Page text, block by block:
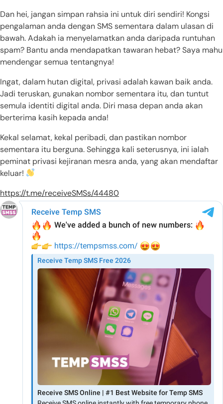
Dan hei, jangan simpan rahsia ini untuk diri sendiri! Kongsi
pengalaman anda dengan SMS sementara dalam ulasan di
bawah. Adakah ia menyelamatkan anda daripada runtuhan
spam? Bantu anda mendapatkan tawaran hebat? Saya mahu
mendengar semua tentangnya!
Ingat, dalam hutan digital, privasi adalah kawan baik anda.
Jadi teruskan, gunakan nombor sementara itu, dan tuntut
semula identiti digital anda. Diri masa depan anda akan
berterima kasih kepada anda!
Kekal selamat, kekal peribadi, dan pastikan nombor
sementara itu berguna. Sehingga kali seterusnya, ini ialah
peminat privasi kejiranan mesra anda, yang akan mendaftar
keluar!
https://t.me/receiveSMSs/44480